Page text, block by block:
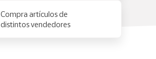
Compra artículos de
distintos vendedores